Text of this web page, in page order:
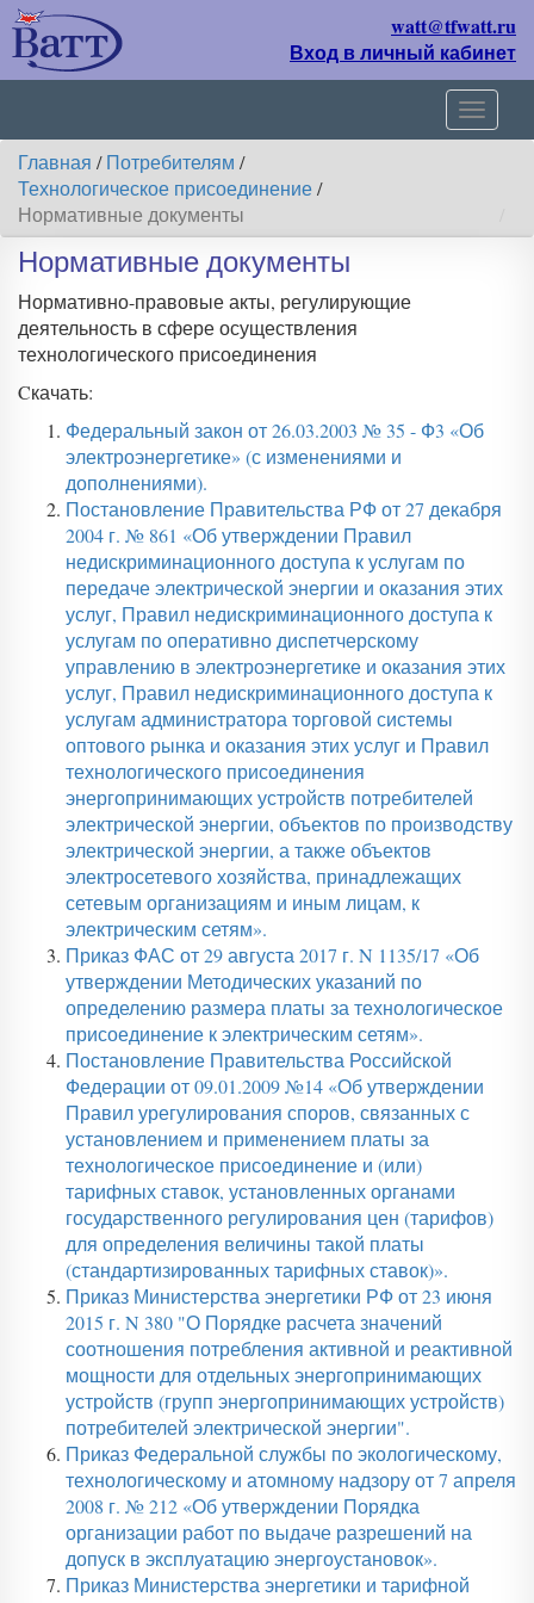
watt@tfwatt.ru
Вход в личный кабинет
Главная / Потребителям /
Технологическое присоединение/
Нормативные документы
Нормативные документы
Нормативно-правовые акты, регулирующие
деятельность в сфере осуществления
технологического присоединения
Cкачать:
Федеральный закон от 26.03.2003 № 35 - Ф3 «Об
электроэнергетике» (с изменениями и
дополнениями).
Постановление Правительства РФ от 27 декабря
2004 г. № 861 «Об утверждении Правил
недискриминационного доступа к услугам по
передаче электрической энергии и оказания этих
услуг, Правил недискриминационного доступа к
услугам по оперативно диспетчерскому
управлению в электроэнергетике и оказания этих
услуг, Правил недискриминационного доступа к
услугам администратора торговой системы
оптового рынка и оказания этих услуг и Правил
технологического присоединения
энергопринимающих устройств потребителей
электрической энергии, объектов по производству
электрической энергии, а также объектов
электросетевого хозяйства, принадлежащих
сетевым организациям и иным лицам, к
электрическим сетям».
Приказ ФАС от 29 августа 2017 г. N 1135/17 «Об
утверждении Методических указаний по
определению размера платы за технологическое
присоединение к электрическим сетям».
Постановление Правительства Российской
Федерации от 09.01.2009 №14 «Об утверждении
Правил урегулирования споров, связанных с
установлением и применением платы за
технологическое присоединение и (или)
тарифных ставок, установленных органами
государственного регулирования цен (тарифов)
для определения величины такой платы
(стандартизированных тарифных ставок)».
Приказ Министерства энергетики РФ от 23 июня
2015 г. N 380 "О Порядке расчета значений
соотношения потребления активной и реактивной
мощности для отдельных энергопринимающих
устройств (групп энергопринимающих устройств)
потребителей электрической энергии".
Приказ Федеральной службы по экологическому,
технологическому и атомному надзору от 7 апреля
2008 г. № 212 «Об утверждении Порядка
организации работ по выдаче разрешений на
допуск в эксплуатацию энергоустановок».
Приказ Министерства энергетики и тарифной